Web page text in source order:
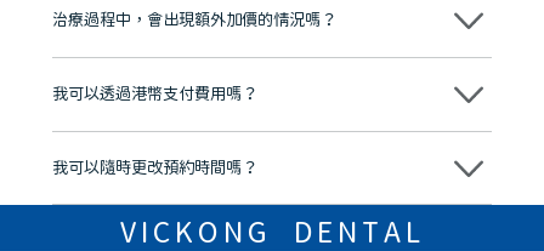
市市民極高的口碑評價及信任推薦 珠海、深圳設有八大分院，香港亦設
有咨詢及服務保障中心，有任何問題都可以隨時預約免費咨詢，讓人十
治療過程中，會出現額外加價的情況嗎？
不會，治療前我們會詳細說明治療方案及對應的價錢，顧客同意並簽字
我可以透過港幣支付費用嗎？
可以。維港口腔會按照當日匯率轉算收取費用，而匯率會及時告知客人
我可以隨時更改預約時間嗎？
可以，請盡早通過wechat或whatsapp聯絡我們，告知我們你原本預約
的時間及資料，並且重新預約的日期及時段
VICKONG DENTAL